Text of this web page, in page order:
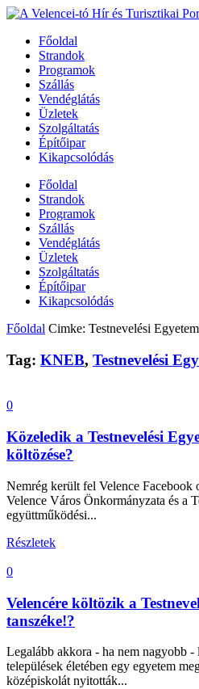
Főoldal
Strandok
Programok
Szállás
Vendéglátás
Üzletek
Szolgáltatás
Építőipar
Kikapcsolódás
Főoldal
Strandok
Programok
Szállás
Vendéglátás
Üzletek
Szolgáltatás
Építőipar
Kikapcsolódás
Főoldal Cimke: Testnevelési Egyetem
Tag: KNEB, Testnevelési
0
Közeledik a Testnevelési
költözése?
Nemrég került fel Velence Facebook
Velence Város Önkormányzata és a
együttműködési...
Részletek
0
Velencére költözik a
tanszéke!?
Legalább akkora - ha nem nagyobb
települések életében egy egyetem
középiskolát nyitották...